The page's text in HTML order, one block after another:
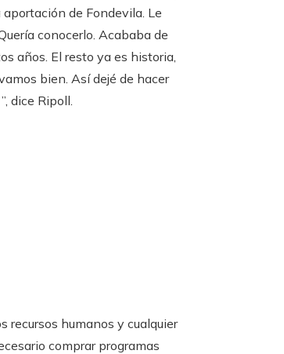
de Fondevila. Le
conocerlo. Acababa de
años. El resto ya es historia,
bien. Así dejé de hacer
dice Ripoll.
recursos humanos y cualquier
comprar programas